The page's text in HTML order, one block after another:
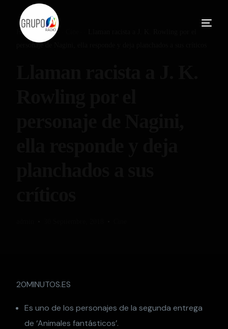
Home Blog
personaje de Nagini, ella responde y deja planchados a sus críticos
20MINUTOS.ES
Es uno de los personajes de la segunda entrega
de ‘Animales fantásticos’.